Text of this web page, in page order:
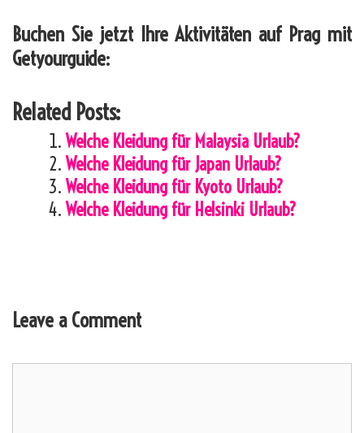
Buchen Sie jetzt Ihre Aktivitäten auf Prag mit
Getyourguide:
Related Posts:
Welche Kleidung für Malaysia Urlaub?
Welche Kleidung für Japan Urlaub?
Welche Kleidung für Kyoto Urlaub?
Welche Kleidung für Helsinki Urlaub?
Leave a Comment